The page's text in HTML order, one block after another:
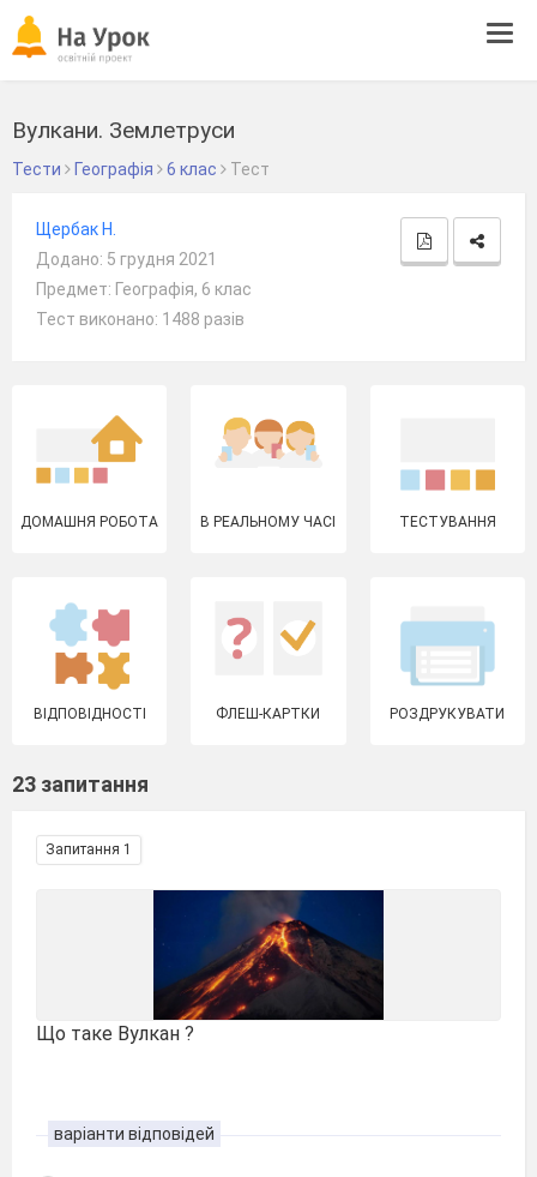
Вулкани. Землетруси
Тести Географія 6 клас Тест
Щербак Н.
Додано: 5 грудня 2021
Предмет: Географія, 6 клас
Тест виконано: 1488 разів
ДОМАШНЯ РОБОТА В РЕАЛЬНОМУ ЧАСІ ТЕСТУВАННЯ
ВІДПОВІДНОСТІ ФЛЕШ-КАРТКИ РОЗДРУКУВАТИ
23 запитання
Запитання 1
Що таке Вулкан ?
варіанти відповідей